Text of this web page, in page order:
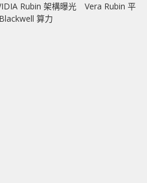
Rubin 架構曝光 Vera Rubin 平
算力